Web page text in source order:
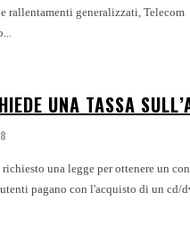
rallentamenti generalizzati, Telecom
UNA TASSA
una legge per ottenere un
pagano con l'acquisto di un cd/